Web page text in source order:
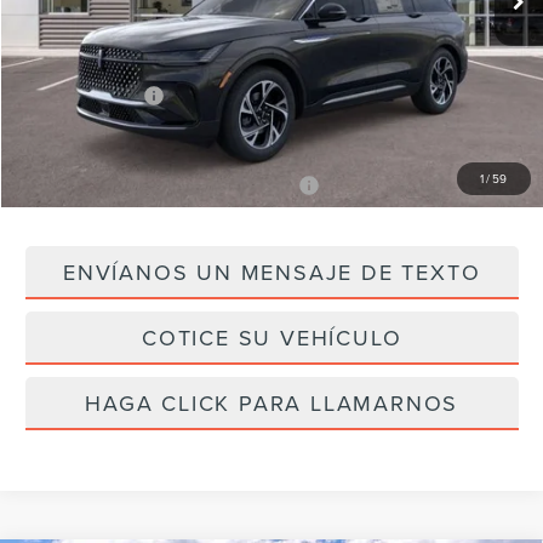
1/59
Descuentos del Concesionario -$2,598
PRECIO DE INTERNET $62,342
Ofertas Lincoln: -$5,000
Precio Final
Agregar Ofertas Disponibles Lincoln $2,000
ENVÍANOS UN MENSAJE DE TEXTO
COTICE SU VEHÍCULO
HAGA CLICK PARA LLAMARNOS